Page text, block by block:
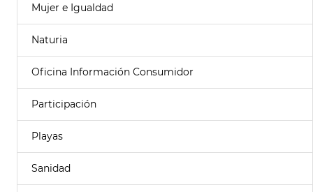
Mujer e Igualdad
Naturia
Oficina Información Consumidor
Participación
Playas
Sanidad